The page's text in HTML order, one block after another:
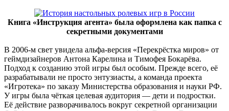
Книга «Инструкция агента» была оформлена как папка с
секретными документами
В 2006-м свет увидела альфа-версия «Перекрёстка миров» от
геймдизайнеров Антона Карелина и Тимофея Бокарёва.
Подход к созданию этой игры был особым. Прежде всего, её
разрабатывали не просто энтузиасты, а команда проекта
«Игротека» по заказу Министерства образования и науки РФ.
У игры была чёткая целевая аудитория — дети и подростки.
Её действие разворачивалось вокруг секретной организации